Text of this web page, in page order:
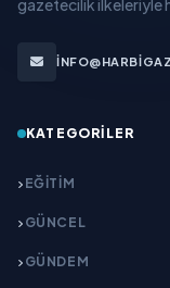
KATEGORILER
EĞITIM
GÜNCEL
GÜNDEM